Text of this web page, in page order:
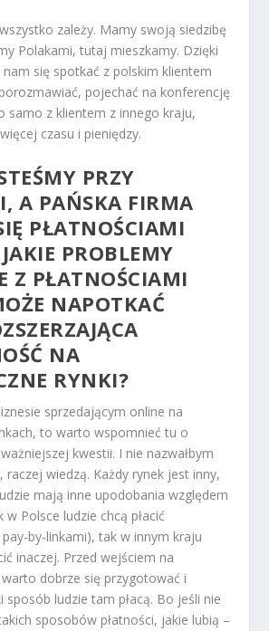
zależy. Mamy swoją siedzibę
Polakami, tutaj mieszkamy. Dzięki
się spotkać z polskim klientem
pojechać na konferencję
samo z klientem z innego kraju,
czasu i pieniędzy.
PRZY
A PAŃSKA FIRMA
PŁATNOŚCIAMI
PROBLEMY
Z PŁATNOŚCIAMI
NAPOTKAĆ
NA
RYNKI?
sprzedającym online na
to warto wspomnieć tu o
kwestii. I nie nazwałbym
wiedzą. Każdy rynek jest inny,
mają inne upodobania względem
w Polsce ludzie chcą płacić
by-linkami), tak w innym kraju
inaczej. Przed wejściem na
dobrze się przygotować i
sposób ludzie tam płacą. Bo jeśli nie
sposobów płatności, jakie lubią –